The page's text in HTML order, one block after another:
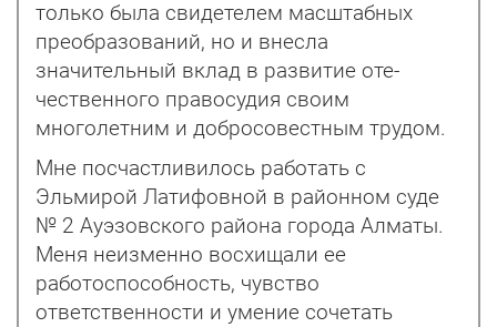
только была свидетелем масштабных
преобразований, но и внесла
значительный вклад в развитие оте­
чественного правосудия своим
многолетним и добросовестным трудом.
Мне посчастливилось работать с
Эльмирой Латифовной в районном суде
№ 2 Ауэзовского района города Алматы.
Меня неизменно восхищали ее
работоспособность, чувство
ответственности и умение сочетать